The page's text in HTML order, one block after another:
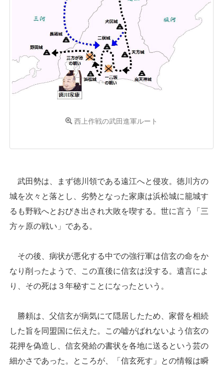
西上作戦の武田進軍ルート
武田勢は、まず徳川領である遠江へと侵攻。徳川方の
城を次々と落とし、劣勢となった家康は浜松城に籠城す
るも野戦へとおびき出され大敗を喫する。世に言う「三
方ヶ原の戦い」である。
その後、病状が悪化する中での強行軍は信玄の命をか
なり削ったようで、この直後に信玄は没する。遺言によ
り、その死は３年秘すことになったという。
勝頼は、父信玄が病気にて隠居したため、家督を相続
した旨を同盟国に伝えた。この嘘がばれないよう信玄の
花押を偽造し、信玄発給の書状を各地に送るという芸の
細かさであった。ところが、「信玄死す」との情報は瞬